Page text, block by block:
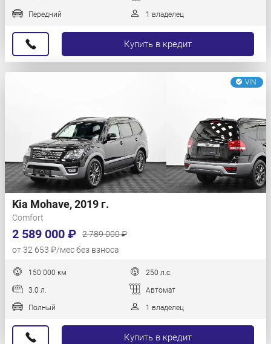
Передний 1 владелец
Купить в кредит
VIN
Kia Mohave, 2019 г.
Comfort
2 589 000 ₽
2 789 000 ₽
от 32 653 ₽/мес без взноса
150 000 км 250 л.с.
3.0 л. Автомат
Полный 1 владелец
Купить в кредит